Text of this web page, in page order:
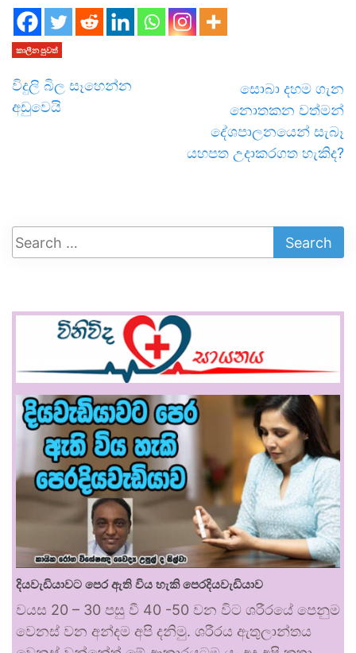
කාලීන පුවත්
විදුලි බිල සෑහෙන්න
අඩුවෙයි
සොබා දහම ගැන
නොතකන වත්මන්
දේශපාලනයෙන් සැබෑ
යහපත උදාකරගත හැකිද?
දියවැඩියාවට පෙර ඇති විය හැකි පෙරදියවැඩියාව
වයස 20 – 30 පසු වී 40 -50 වන විට ශරීරයේ පෙනුම
වෙනස් වන අන්දම අපි දනිමු. ශරීරය ඇතුලාන්තය